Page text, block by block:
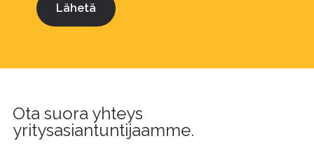
Ota suora yhteys
yritysasiantuntijaamme.